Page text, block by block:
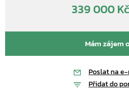
339 000 Kč
Mám zájem
Poslat na
Přidat do